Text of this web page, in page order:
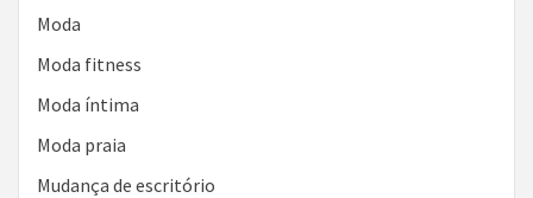
Moda
Moda fitness
Moda íntima
Moda praia
Mudança de escritório